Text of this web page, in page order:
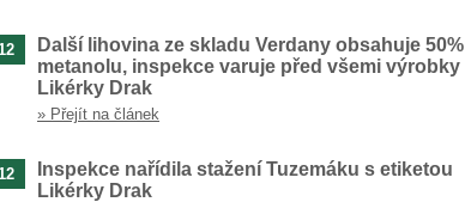
Další lihovina ze skladu Verdany obsahuje 50%
metanolu, inspekce varuje před všemi výrobky
Likérky Drak
» Přejít na článek
Inspekce nařídila stažení Tuzemáku s etiketou
Likérky Drak